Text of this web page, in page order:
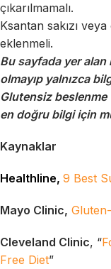
çıkarılmamalı.
Ksantan sakızı
eklenmeli.
Bu sayfada yer alan
olmayıp yalnızca
Glutensiz beslenme
en doğru bilgi için
Kaynaklar
Healthline, 9 Best
Mayo Clinic,
Cleveland Clinic, “
Free Diet”